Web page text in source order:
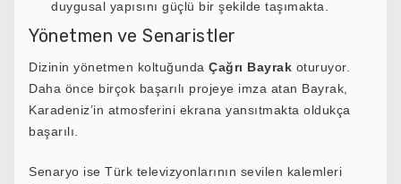
duygusal yapısını güçlü bir şekilde taşımakta.
Yönetmen ve Senaristler
Dizinin yönetmen koltuğunda Çağrı Bayrak oturuyor.
Daha önce birçok başarılı projeye imza atan Bayrak,
Karadeniz’in atmosferini ekrana yansıtmakta oldukça
başarılı.
Senaryo ise Türk televizyonlarının sevilen kalemleri